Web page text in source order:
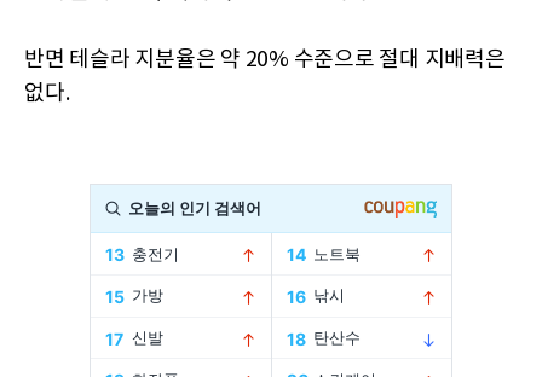
반면 테슬라 지분율은 약 20% 수준으로 절대 지배력은
없다.